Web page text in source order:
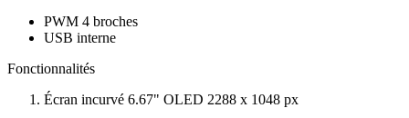
PWM 4 broches
USB interne
Fonctionnalités
Écran incurvé 6.67" OLED 2288 x 1048 px